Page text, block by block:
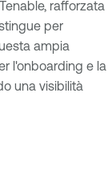
rafforzata
per
ampia
l'onboarding e la
una visibilità